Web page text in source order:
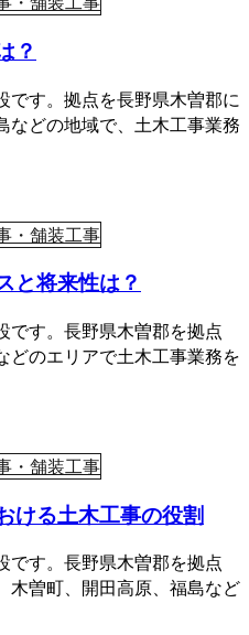
？
です。拠点を長野県木曽郡に
などの地域で、土木工事業務
・舗装工事
と将来性は？
です。長野県木曽郡を拠点
どのエリアで土木工事業務を
・舗装工事
ける土木工事の役割
です。長野県木曽郡を拠点
木曽町、開田高原、福島など